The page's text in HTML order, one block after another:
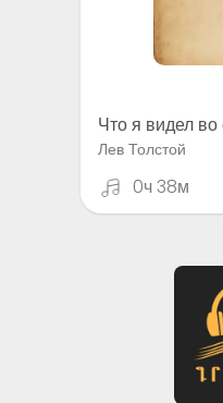
Что я видел во
Лев Толстой
0ч 38м